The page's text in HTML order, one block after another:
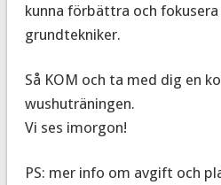
kunna förbättra och fokusera
grundtekniker.
Så KOM och ta med dig en
wushuträningen.
Vi ses imorgon!
PS: mer info om avgift och